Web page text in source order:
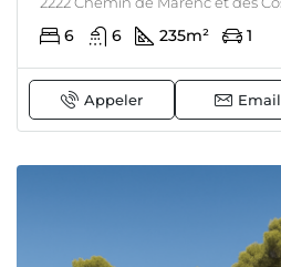
6 6 235m² 1
Appeler Email